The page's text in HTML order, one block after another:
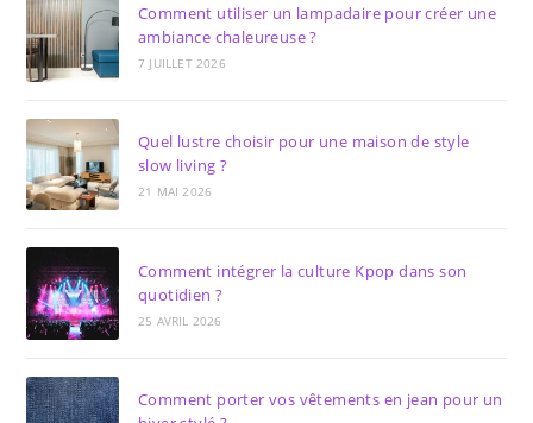
Comment utiliser un lampadaire pour créer une
ambiance chaleureuse ?
7 JUILLET 2026
Quel lustre choisir pour une maison de style
slow living ?
21 MAI 2026
Comment intégrer la culture Kpop dans son
quotidien ?
25 AVRIL 2026
Comment porter vos vêtements en jean pour un